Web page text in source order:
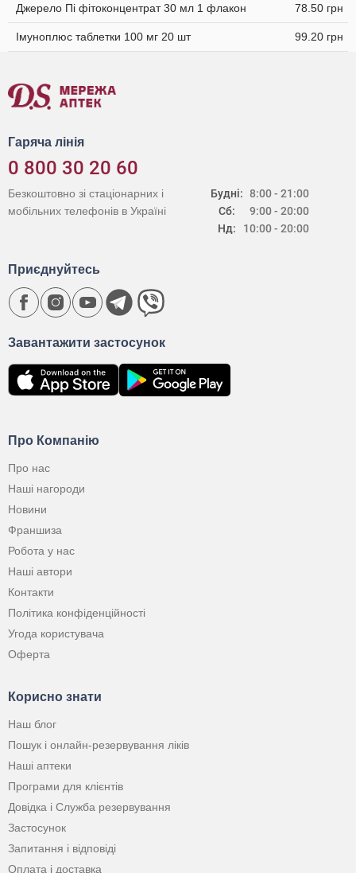
Джерело Пі фітоконцентрат 30 мл 1 флакон 78.50 грн
Імуноплюс таблетки 100 мг 20 шт 99.20 грн
Гаряча лінія
0 800 30 20 60
Будні:
Сб:
Нд:
8:00 - 21:00
9:00 - 20:00
10:00 - 20:00
Безкоштовно зі стаціонарних і
мобільних телефонів в Україні
Про Компанію
Про нас
Наші нагороди
Новини
Франшиза
Робота у нас
Наші автори
Контакти
Політика конфіденційності
Угода користувача
Оферта
Корисно знати
Наш блог
Пошук і онлайн-резервування ліків
Наші аптеки
Програми для клієнтів
Довідка і Служба резервування
Застосунок
Запитання і відповіді
Оплата і доставка
Завантажити застосунок
Приєднуйтесь